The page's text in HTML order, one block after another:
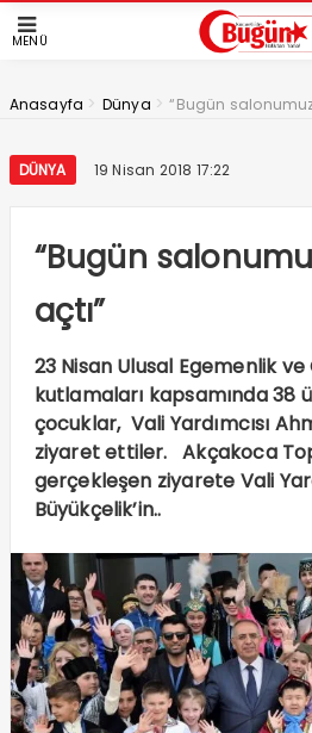
MENÜ
Anasayfa > Dünya >“Bugün
DÜNYA 19 Nisan 2018 17:22
“Bugün
açtı”
23 Nisan Ulusal Egemenlik
kutlamaları kapsamında 38
çocuklar, Vali Yardımcısı
ziyaret ettiler. Akçakoca
gerçekleşen ziyarete Vali
Büyükçelik’in..